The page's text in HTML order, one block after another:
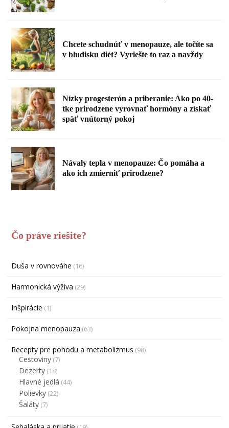
Chcete schudnúť v menopauze, ale točíte sa
v bludisku diét? Vyriešte to raz a navždy
Nízky progesterón a priberanie: Ako po 40-
tke prirodzene vyrovnať hormóny a získať
späť vnútorný pokoj
Návaly tepla v menopauze: Čo pomáha a
ako ich zmierniť prirodzene?
Čo práve riešite?
Duša v rovnováhe (16)
Harmonická výživa (29)
Inšpirácie (1)
Pokojna menopauza (63)
Recepty pre pohodu a metabolizmus (98)
Cestoviny (7)
Dezerty (18)
Hlavné jedlá (44)
Polievky (22)
Šaláty (7)